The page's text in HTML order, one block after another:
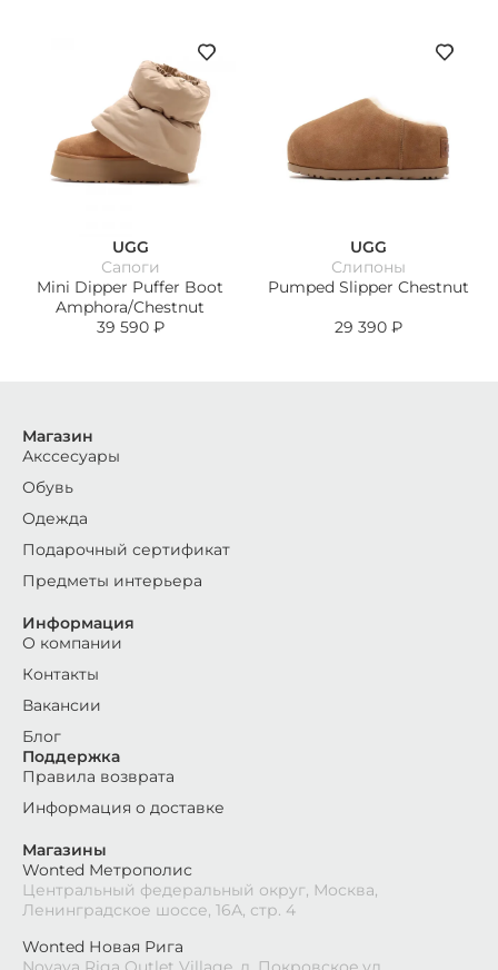
UGG
Сапоги
Mini Dipper Puffer Boot
Amphora/Chestnut
39 590 ₽
UGG
Слипоны
Pumped Slipper Chestnut
29 390 ₽
Магазины
Wonted Метрополис
Центральный федеральный округ, Москва,
Ленинградское шоссе, 16А, стр. 4
Wonted Новая Рига
Магазин
Акссесуары
Обувь
Одежда
Подарочный сертификат
Предметы интерьера
Информация
О компании
Контакты
Вакансии
Блог
Поддержка
Правила возврата
Информация о доставке